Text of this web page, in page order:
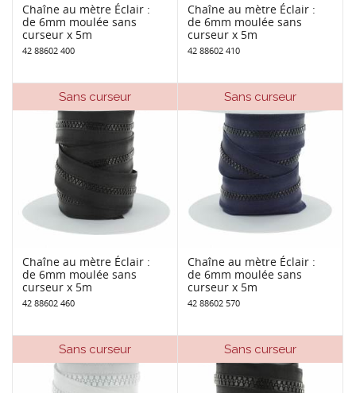
Chaîne au mètre Éclair :
de 6mm moulée sans
curseur x 5m
42 88602 400
Chaîne au mètre Éclair :
de 6mm moulée sans
curseur x 5m
42 88602 410
Sans curseur
Chaîne au mètre Éclair :
de 6mm moulée sans
curseur x 5m
42 88602 460
Sans curseur
Chaîne au mètre Éclair :
de 6mm moulée sans
curseur x 5m
42 88602 570
Sans curseur Sans curseur